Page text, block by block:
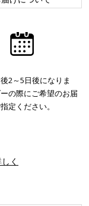
2～5日後になりま
の際にご希望のお届
定ください。
く